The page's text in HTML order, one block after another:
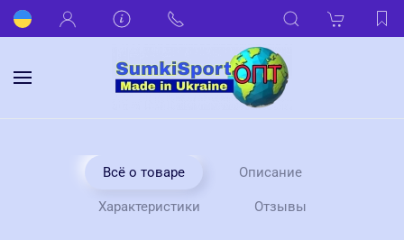
Всё о товаре Описание
Характеристики Отзывы